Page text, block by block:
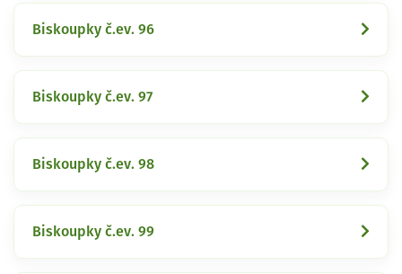
Biskoupky č.ev. 96
Biskoupky č.ev. 97
Biskoupky č.ev. 98
Biskoupky č.ev. 99